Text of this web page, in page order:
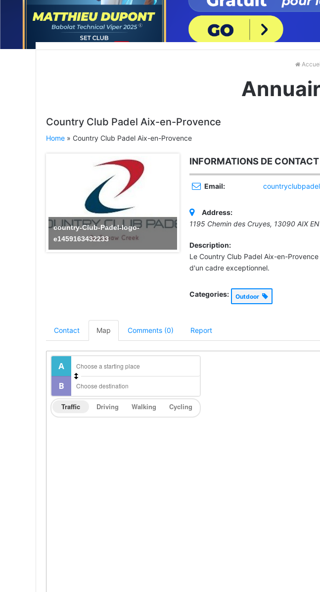
Country Club Padel Aix-en-Provence
Home » Country Club Padel Aix-en-Provence
country-Club-Padel-logo-
e1459163432233
Address:
1195 Chemin des Cruyes, 13090 AIX EN
Description:
Le Country Club Padel Aix-en-
d'un cadre exceptionnel.
Categories: Outdoor
INFORMATIONS DE CONTACT
Email:
Contact Map Comments (0) Report
Traffic Driving Walking Cycling